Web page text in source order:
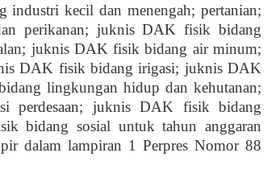
kecil dan menengah; pertanian;
perikanan; juknis DAK fisik bidang
juknis DAK fisik bidang air minum;
DAK fisik bidang irigasi; juknis DAK
lingkungan hidup dan kehutanan;
perdesaan; juknis DAK fisik bidang
bidang sosial untuk tahun anggaran
dalam lampiran 1 Perpres Nomor 88